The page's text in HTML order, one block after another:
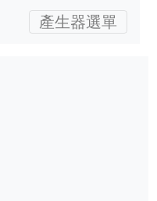
產生器選單